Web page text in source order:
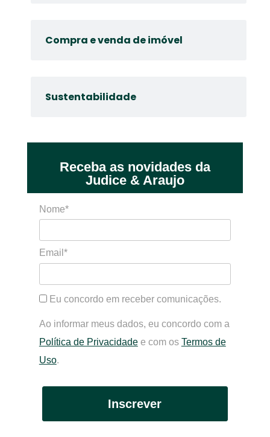
Compra e venda de imóvel
Sustentabilidade
Receba as novidades da
Judice & Araujo
Nome*
Email*
Eu concordo em receber comunicações.
Ao informar meus dados, eu concordo com a
Política de Privacidadee com os Termos de
Uso.
Inscrever